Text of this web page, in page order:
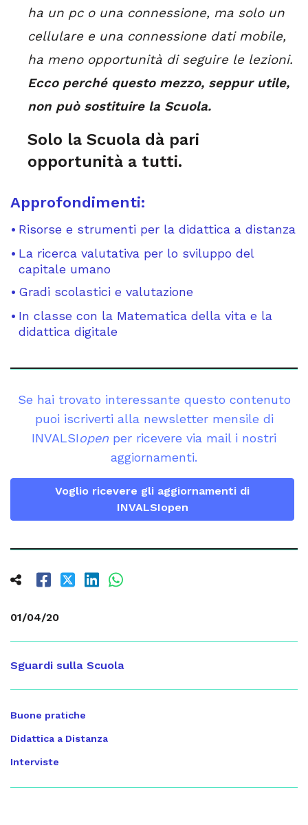
01/04/20
Sguardi sulla Scuola
Buone pratiche
Didattica a Distanza
Interviste
ha un pc o una connessione, ma solo un
cellulare e una connessione dati mobile,
ha meno opportunità di seguire le lezioni.
Ecco perché questo mezzo, seppur utile,
non può sostituire la Scuola.
Solo la Scuola dà pari
opportunità a tutti.
Approfondimenti:
Risorse e strumenti per la didattica a distanza
La ricerca valutativa per lo sviluppo del
capitale umano
Gradi scolastici e valutazione
In classe con la Matematica della vita e la
didattica digitale
Se hai trovato interessante questo contenuto
puoi iscriverti alla newsletter mensile di
INVALSIopen per ricevere via mail i nostri
aggiornamenti.
Voglio ricevere gli aggiornamenti di
INVALSIopen